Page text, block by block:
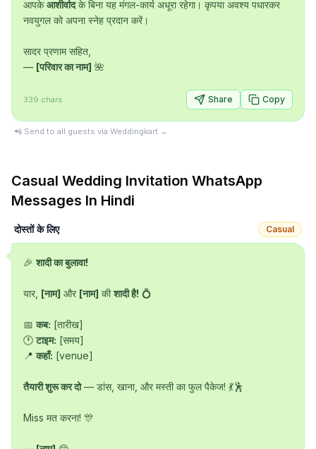
आपके आशीर्वाद के बिना यह मंगल-कार्य अधूरा रहेगा। कृपया अवश्य पधारकर
नवयुगल को अपना स्नेह प्रदान करें।
सादर प्रणाम सहित,
— [परिवार का नाम] 🌺
339 chars Share Copy
📲 Send to all guests via Weddingkart →
Casual Wedding Invitation WhatsApp
Messages In Hindi
दोस्तों के लिए Casual
🎉 शादी का बुलावा!
यार, [नाम] और [नाम] की शादी है! 💍
📅 कब: [तारीख]
🕐 टाइम: [समय]
📍 कहाँ: [venue]
तैयारी शुरू कर दो — डांस, खाना, और मस्ती का फुल पैकेज! 💃🕺
Miss मत करना! 🎊